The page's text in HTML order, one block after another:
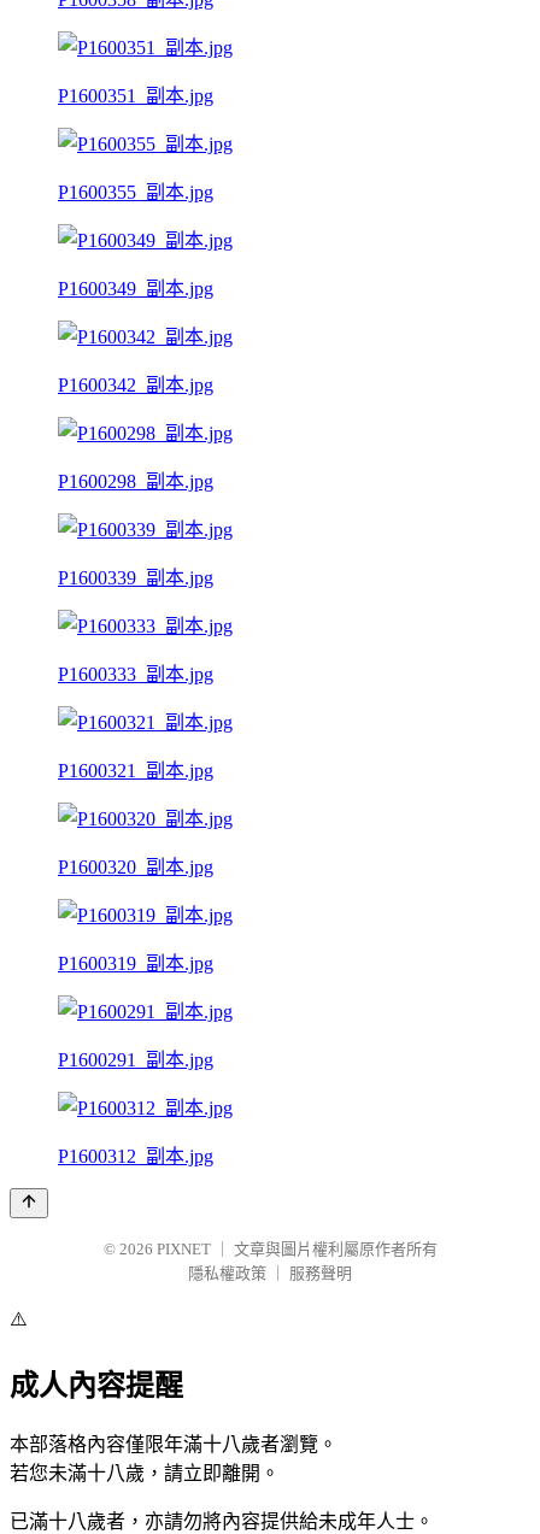
P1600351_副本.jpg
P1600355_副本.jpg
P1600349_副本.jpg
P1600342_副本.jpg
P1600298_副本.jpg
P1600339_副本.jpg
P1600333_副本.jpg
P1600321_副本.jpg
P1600320_副本.jpg
P1600319_副本.jpg
P1600291_副本.jpg
P1600312_副本.jpg
© 2026 PIXNET
文章與圖片權利屬原作者所有
隱私權政策
服務聲明
⚠️
成人內容提醒
本部落格內容僅限年滿十八歲者瀏覽。
若您未滿十八歲，請立即離開。
已滿十八歲者，亦請勿將內容提供給未成年人士。